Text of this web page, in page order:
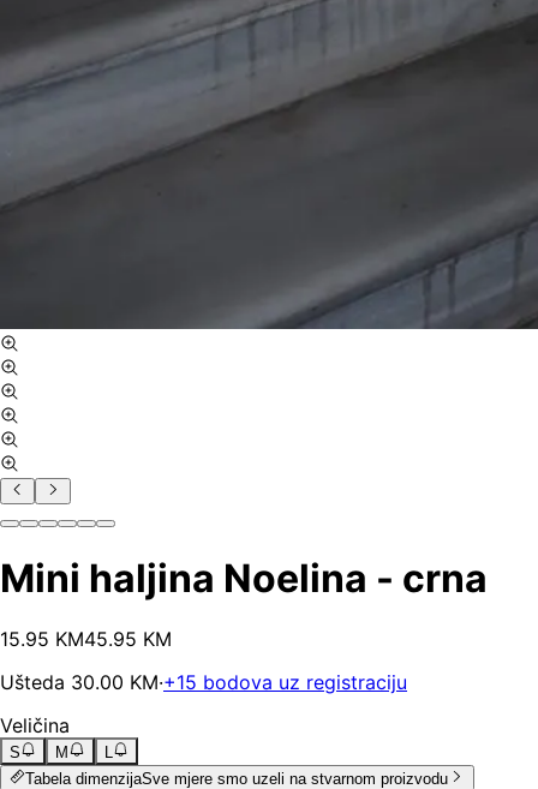
Mini haljina Noelina - crna
15.95 KM45.95 KM
Ušteda 30.00 KM·+15 bodova uz registraciju
Veličina
S M
L
Tabela dimenzijaSve mjere smo uzeli na stvarnom proizvodu